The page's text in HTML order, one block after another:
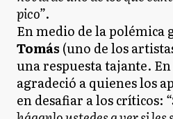
pico”.
En medio de la polémica
Tomás(uno de los
una respuesta tajante.
agradeció a quienes los
en desafiar a los críticos: